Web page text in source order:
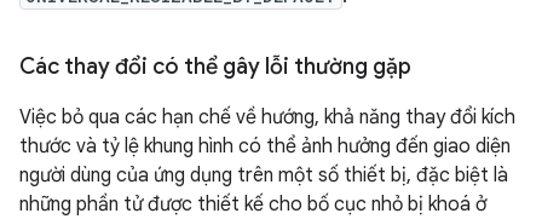
Các thay đổi có thể gây lỗi thường gặp
Việc bỏ qua các hạn chế về hướng, khả năng thay đổi kích
thước và tỷ lệ khung hình có thể ảnh hưởng đến giao diện
người dùng của ứng dụng trên một số thiết bị, đặc biệt là
những phần tử được thiết kế cho bố cục nhỏ bị khoá ở